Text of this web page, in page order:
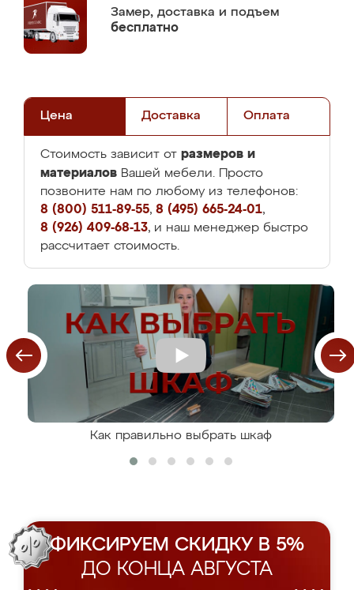
Замер, доставка и подъем
бесплатно
Цена Доставка Оплата
Стоимость зависит от размеров и
материалов Вашей мебели. Просто
позвоните нам по любому из телефонов:
8 (800) 511-89-55, 8 (495) 665-24-01,
8 (926) 409-68-13, и наш менеджер быстро
рассчитает стоимость.
Как правильно выбрать шкаф
ФИКСИРУЕМ СКИДКУ В 5%
ДО КОНЦА АВГУСТА